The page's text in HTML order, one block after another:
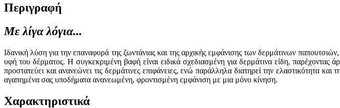
Περιγραφή
Με λίγα λόγια...
Ιδανική λύση για την επαναφορά της ζωντάνιας και της αρχικής εμφάνισης των δερμάτινων
υφή του δέρματος. Η συγκεκριμένη βαφή είναι ειδικά σχεδιασμένη για δερμάτινα είδη,
προστατεύει και ανανεώνει τις δερμάτινες επιφάνειες, ενώ παράλληλα διατηρεί την ελαστικότητα
αγαπημένα σας υποδήματα ανανεωμένη, φροντισμένη εμφάνιση με μια μόνο κίνηση.
Χαρακτηριστικά